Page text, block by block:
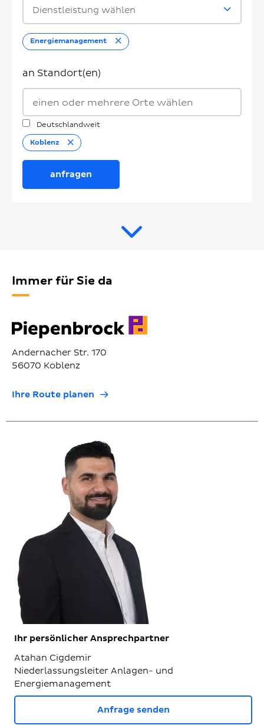
Dienstleistung wählen
Energiemanagement Entfernen
an Standort(en)
Deutschlandweit
Koblenz
Entfernen
anfragen
Immer für Sie da
Andernacher Str. 170
56070 Koblenz
Ihre Route planen
Ihr persönlicher Ansprechpartner
Atahan Cigdemir
Niederlassungsleiter Anlagen- und
Energiemanagement
Anfrage senden